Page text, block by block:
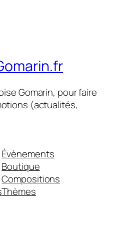
Gomarin, pour faire
(actualités,
Évènements
Boutique
Compositions
Thèmes